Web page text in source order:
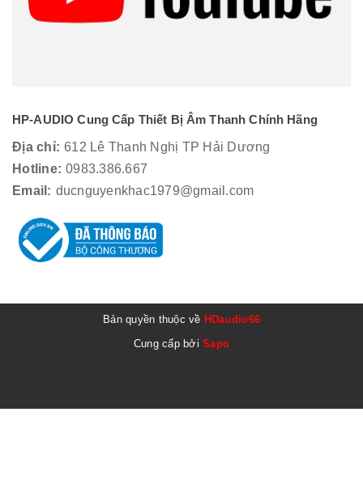
HP-AUDIO Cung Cấp Thiết Bị Âm Thanh Chính Hãng
Địa chỉ: 612 Lê Thanh Nghị TP Hải Dương
Hotline: 0983.386.667
Email: ducnguyenkhac1979@gmail.com
Bản quyền thuộc về HDaudio66
Cung cấp bởiSapo